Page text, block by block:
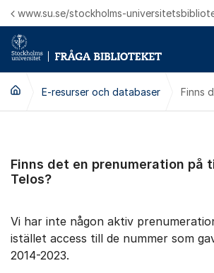
Hoppa till innehåll
www.su.se/stockholms-
E-resurser och databaser
Finns det en prenumeration på
Telos?
Vi har inte någon aktiv
istället access till de nummer som
2014-2023.